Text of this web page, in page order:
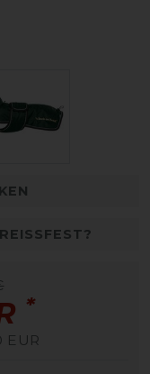
*
EUR